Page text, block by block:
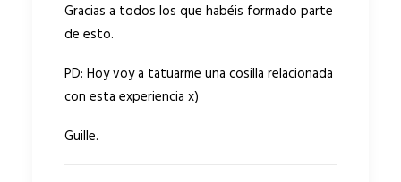
Gracias a todos los que habéis formado parte
de esto.
PD: Hoy voy a tatuarme una cosilla relacionada
con esta experiencia x)
Guille.